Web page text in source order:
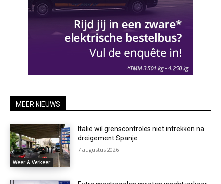
MEER NIEUWS
Weer & Verkeer
Italië wil grenscontroles niet intrekken na
dreigement Spanje
7 augustus 2026